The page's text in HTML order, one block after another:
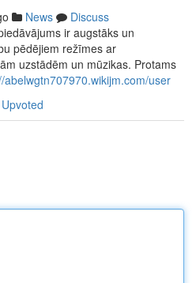
News
Discuss
ir augstāks un
pēdējiem režīmes ar
uzstādēm un mūzikas. Protams
abelwgtn707970.wikijm.com/user